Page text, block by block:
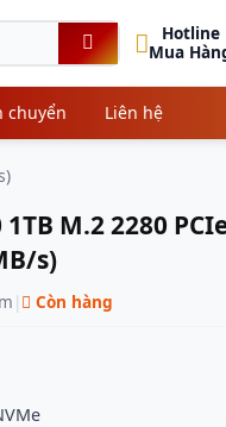
Hotline
Mua
chuyển Liên hệ
M.2 2280
s)
| Còn hàng